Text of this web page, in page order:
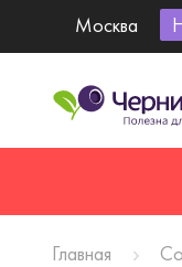
Москва
Главная